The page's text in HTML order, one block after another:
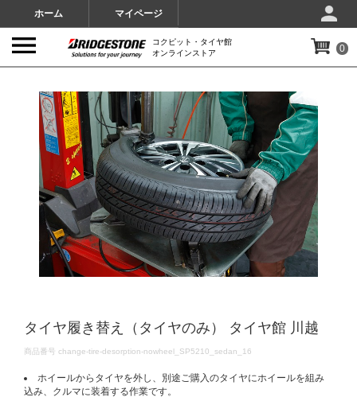
ホーム マイページ
コクピット・タイヤ館
オンラインストア
0
タイヤ履き替え（タイヤのみ） タイヤ館 川越
DETAILS
商品番号 change-tire-desorption-nowheel_SP5210_sedan_16
ホイールからタイヤを外し、別途ご購入のタイヤにホイールを組み
込み、クルマに装着する作業です。